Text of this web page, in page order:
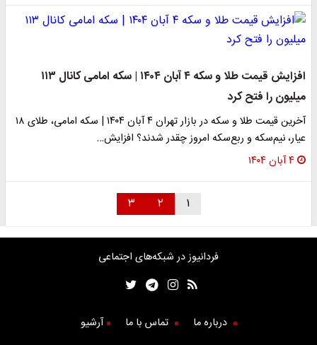
افزایش قیمت طلا و سکه ۴ آبان ۱۴۰۴ | سکه امامی کانال ۱۱۳
میلیون را فتح کرد
آخرین قیمت طلا و سکه در بازار تهران ۴ آبان ۱۴۰۴ | سکه امامی، طلای ۱۸
عیار، نیم‌سکه و ربع‌سکه امروز چقدر شدند؟ افزایش…
۴ آبان ۱۴۰۴
۱ ۲ ۳
فردانیوز در شبکه‌های اجتماعی
درباره ما تماس با ما آرشیو